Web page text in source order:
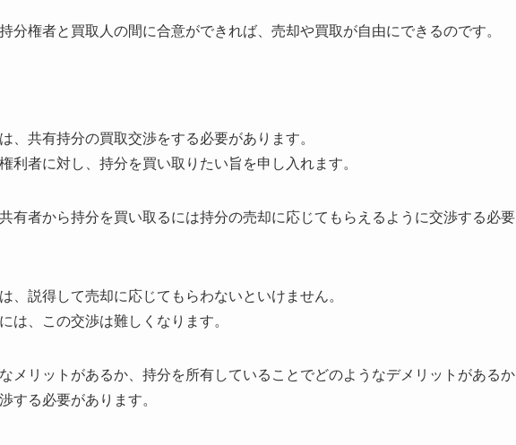
分権者と買取人の間に合意ができれば、売却や買取が自由にできるのです。
、共有持分の買取交渉をする必要があります。
利者に対し、持分を買い取りたい旨を申し入れます。
有者から持分を買い取るには持分の売却に応じてもらえるように交渉する必要
、説得して売却に応じてもらわないといけません。
は、この交渉は難しくなります。
メリットがあるか、持分を所有していることでどのようなデメリットがあるか
する必要があります。